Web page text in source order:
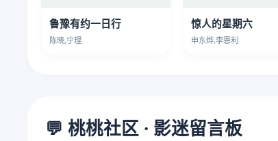
鲁豫有约一日行
陈晓,宁理
惊人的星期六
申东烨,李惠利
💬 桃桃社区 · 影迷留言板